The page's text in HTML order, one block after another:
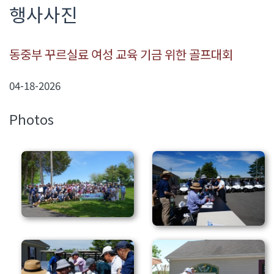
행사사진
동중부 꾸르실료 여성 교육 기금 위한 골프대회
04-18-2026
Photos